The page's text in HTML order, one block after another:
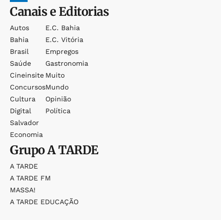
Canais e Editorias
Autos
Bahia
Brasil
Saúde
Cineinsite
Concursos
Cultura
Digital
Salvador
Economia
E.c. Bahia
E.c. Vitória
Empregos
Gastronomia
Muito
Mundo
Opinião
Política
GrupoA TARDE
A TARDE
A TARDE FM
MASSA!
A TARDE EDUCAÇÃO